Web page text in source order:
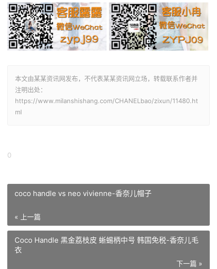
本文由某某资讯网发布，不代表某某资讯网立场，转载联系作者并
注明出处：
https://www.milanshishang.com/CHANELbao/zixun/11480.ht
ml
0
coco handle vs neo vivienne-香奈儿帽子
« 上一篇
Coco Handle 黑金荔枝皮 蜥蜴柄中号 韩国免税-香奈儿毛
衣
下一篇 »